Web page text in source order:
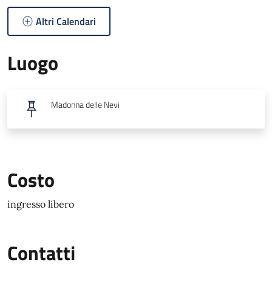
Altri Calendari
Luogo
Madonna delle Nevi
Costo
ingresso libero
Contatti